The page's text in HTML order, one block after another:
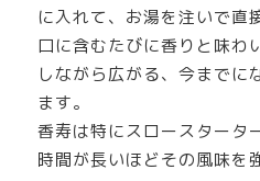
に入れて、お湯を注いで直
口に含むたびに香りと味わ
しながら広がる、今までに
ます。
香寿は特にスロースタータ
時間が長いほどその風味を